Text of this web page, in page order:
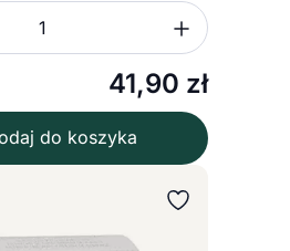
41,90 zł
ilość
do koszyka